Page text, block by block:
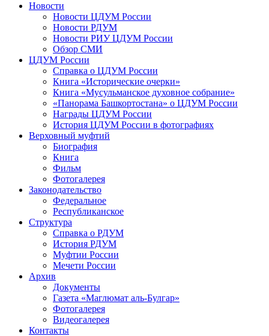
Новости
Новости ЦДУМ России
Новости РДУМ
Новости РИУ ЦДУМ России
Обзор СМИ
ЦДУМ России
Справка о ЦДУМ России
Книга «Исторические очерки»
Книга «Мусульманское духовное собрание»
«Панорама Башкортостана» о ЦДУМ России
Награды ЦДУМ России
История ЦДУМ России в фотографиях
Верховный муфтий
Биография
Книга
Фильм
Фотогалерея
Законодательство
Федеральное
Республиканское
Структура
Справка о РДУМ
История РДУМ
Муфтии России
Мечети России
Архив
Документы
Газета «Маглюмат аль-Булгар»
Фотогалерея
Видеогалерея
Контакты